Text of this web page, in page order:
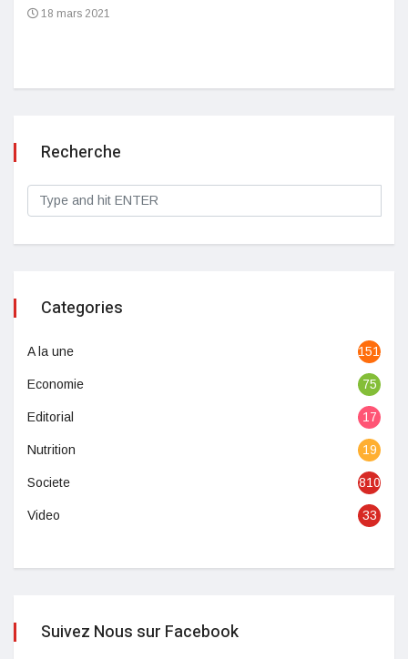
18 mars 2021
Recherche
Categories
A la une 1513
Economie 75
Editorial 17
Nutrition 19
Societe 810
Video 33
Suivez Nous sur Facebook